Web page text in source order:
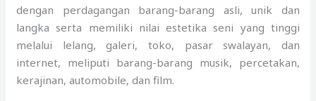
dengan perdagangan barang-barang asli, unik dan
langka serta memiliki nilai estetika seni yang tinggi
melalui lelang, galeri, toko, pasar swalayan, dan
internet, meliputi barang-barang musik, percetakan,
kerajinan, automobile, dan film.